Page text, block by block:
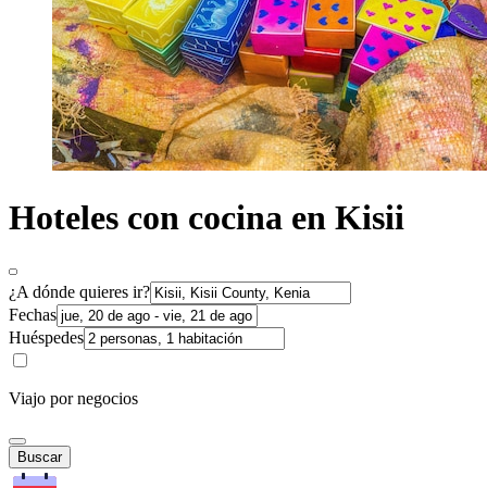
Hoteles con cocina en Kisii
¿A dónde quieres ir?
Fechas
Huéspedes
Viajo por negocios
Buscar